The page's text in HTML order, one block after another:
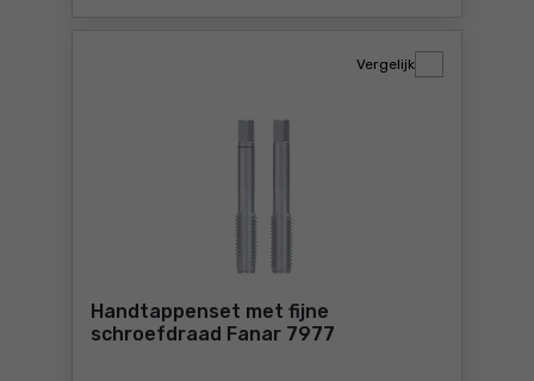
Handtappenset met fijne
schroefdraad Fanar 7977
Vergelijk